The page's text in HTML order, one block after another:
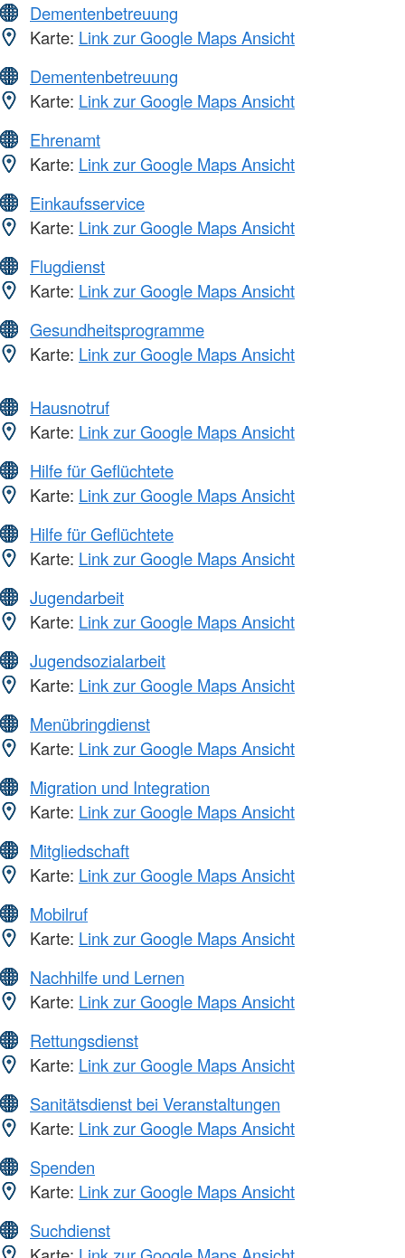
Dementenbetreuung
Karte: Link zur Google Maps Ansicht
Dementenbetreuung
Karte: Link zur Google Maps Ansicht
Ehrenamt
Karte: Link zur Google Maps Ansicht
Einkaufsservice
Karte: Link zur Google Maps Ansicht
Flugdienst
Karte: Link zur Google Maps Ansicht
Gesundheitsprogramme
Karte: Link zur Google Maps Ansicht
Hausnotruf
Karte: Link zur Google Maps Ansicht
Hilfe für Geflüchtete
Karte: Link zur Google Maps Ansicht
Hilfe für Geflüchtete
Karte: Link zur Google Maps Ansicht
Jugendarbeit
Karte: Link zur Google Maps Ansicht
Jugendsozialarbeit
Karte: Link zur Google Maps Ansicht
Menübringdienst
Karte: Link zur Google Maps Ansicht
Migration und Integration
Karte: Link zur Google Maps Ansicht
Mitgliedschaft
Karte: Link zur Google Maps Ansicht
Mobilruf
Karte: Link zur Google Maps Ansicht
Nachhilfe und Lernen
Karte: Link zur Google Maps Ansicht
Rettungsdienst
Karte: Link zur Google Maps Ansicht
Sanitätsdienst bei Veranstaltungen
Karte: Link zur Google Maps Ansicht
Spenden
Karte: Link zur Google Maps Ansicht
Suchdienst